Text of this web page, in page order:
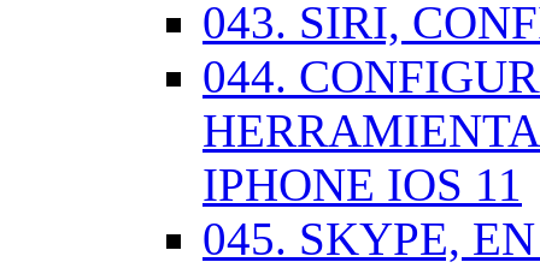
043. SIRI,
044.
IPHONE IOS 11
045. SKYPE,